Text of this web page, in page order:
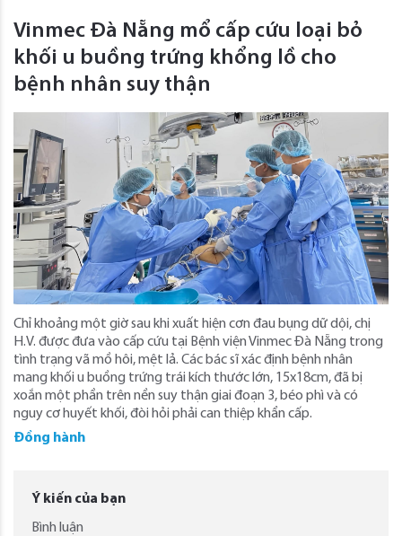
Vinmec Đà Nẵng mổ cấp cứu loại bỏ
khối u buồng trứng khổng lồ cho
bệnh nhân suy thận
Chỉ khoảng một giờ sau khi xuất hiện cơn đau bụng dữ dội, chị
H.V. được đưa vào cấp cứu tại Bệnh viện Vinmec Đà Nẵng trong
tình trạng vã mồ hôi, mệt lả. Các bác sĩ xác định bệnh nhân
mang khối u buồng trứng trái kích thước lớn, 15x18cm, đã bị
xoắn một phần trên nền suy thận giai đoạn 3, béo phì và có
nguy cơ huyết khối, đòi hỏi phải can thiệp khẩn cấp.
Đồng hành
Ý kiến của bạn
Bình luận